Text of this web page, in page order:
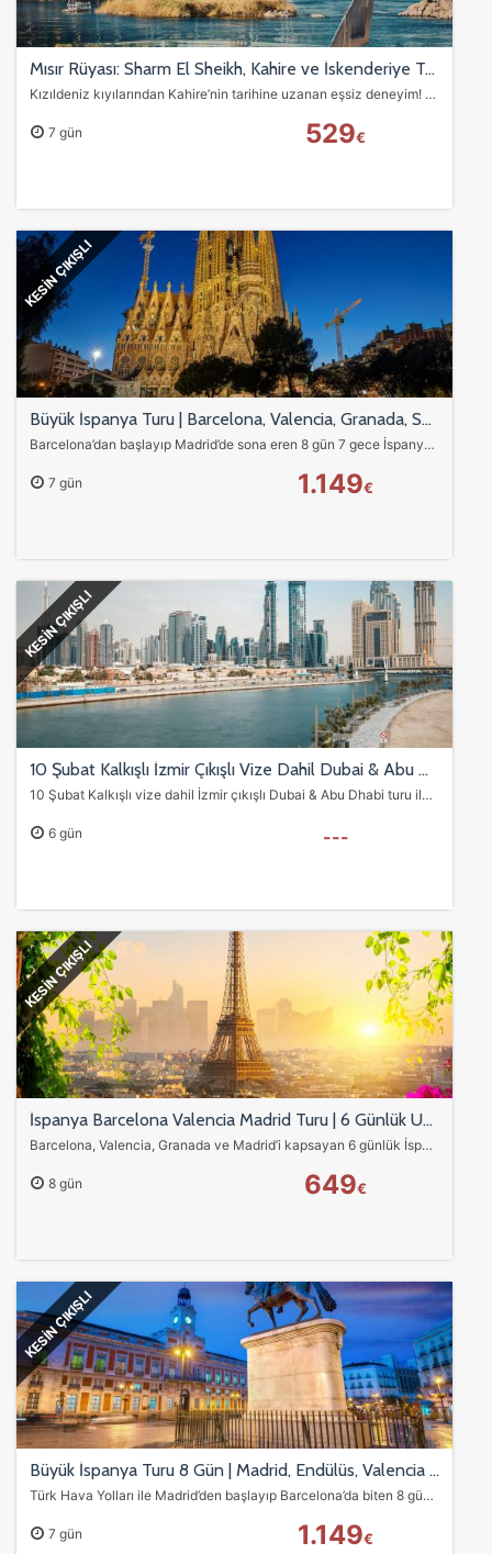
Mısır Rüyası: Sharm El Sheikh, Kahire ve İskenderiye Turu 6 Gece
Kızıldeniz kıyılarından Kahire’nin tarihine uzanan eşsiz deneyim! ATV safari, tekne turları ve İskenderiye gezisi ile dolu dolu tatil.
7 gün 529€
KESİN ÇIKIŞLI
Büyük İspanya Turu | Barcelona, Valencia, Granada, Sevilla, Madrid 8 Gün 7 Gece
Barcelona’dan başlayıp Madrid’de sona eren 8 gün 7 gece İspanya turu! Girona, Figueras & Dali Müzesi, Alhambra Sarayı, Sevilla, Toledo ve daha fazlası. THY uçuşu,…
7 gün 1.149€
KESİN ÇIKIŞLI
10 Şubat Kalkışlı İzmir Çıkışlı Vize Dahil Dubai & Abu Dhabi Turu | 3 Gece SunExpress
10 Şubat Kalkışlı vize dahil İzmir çıkışlı Dubai & Abu Dhabi turu ile ikon şehir turları, çöl safari, Miracle Garden ve alışveriş deneyimi. SunExpress direkt uçuşlarıyla…
6 gün ---
KESİN ÇIKIŞLI
İspanya Barcelona Valencia Madrid Turu | 6 Günlük Uçaklı Avrupa Turu
Barcelona, Valencia, Granada ve Madrid’i kapsayan 6 günlük İspanya turu ile Gaudi eserleri, Endülüs şehirleri, sahiller ve kültürel keşifleri tek programda yaşayın.…
8 gün 649€
KESİN ÇIKIŞLI
Büyük İspanya Turu 8 Gün | Madrid, Endülüs, Valencia & Barcelona THY Uçuşlu
Türk Hava Yolları ile Madrid’den başlayıp Barcelona’da biten 8 günlük İspanya turu! Toledo, Sevilla, Ronda, Cordoba, Granada (Alhambra), Valencia, Girona ve Figueras…
7 gün 1.149€